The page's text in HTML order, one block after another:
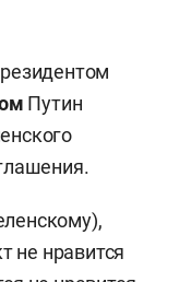
Путин
не нравится